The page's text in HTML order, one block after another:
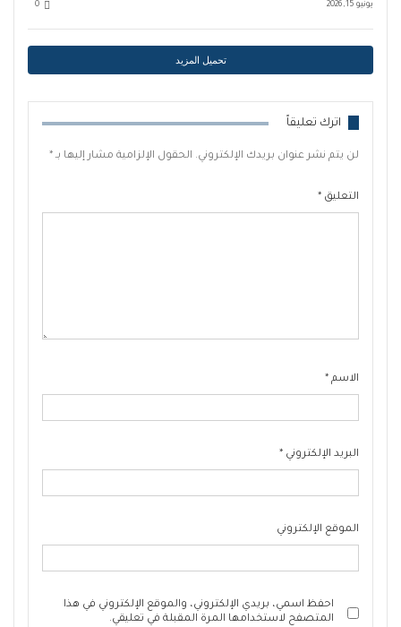
يونيو 15, 2026 0
تحميل المزيد
اترك تعليقاً
لن يتم نشر عنوان بريدك الإلكتروني. الحقول الإلزامية مشار إليها بـ *
التعليق *
الاسم *
البريد الإلكتروني *
الموقع الإلكتروني
احفظ اسمي، بريدي الإلكتروني، والموقع الإلكتروني في هذا
المتصفح لاستخدامها المرة المقبلة في تعليقي.